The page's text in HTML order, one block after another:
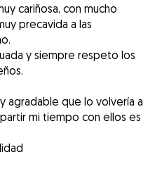
cariñosa, con mucho
precavida a las
y siempre respeto los
agradable que lo volvería a
mi tiempo con ellos es